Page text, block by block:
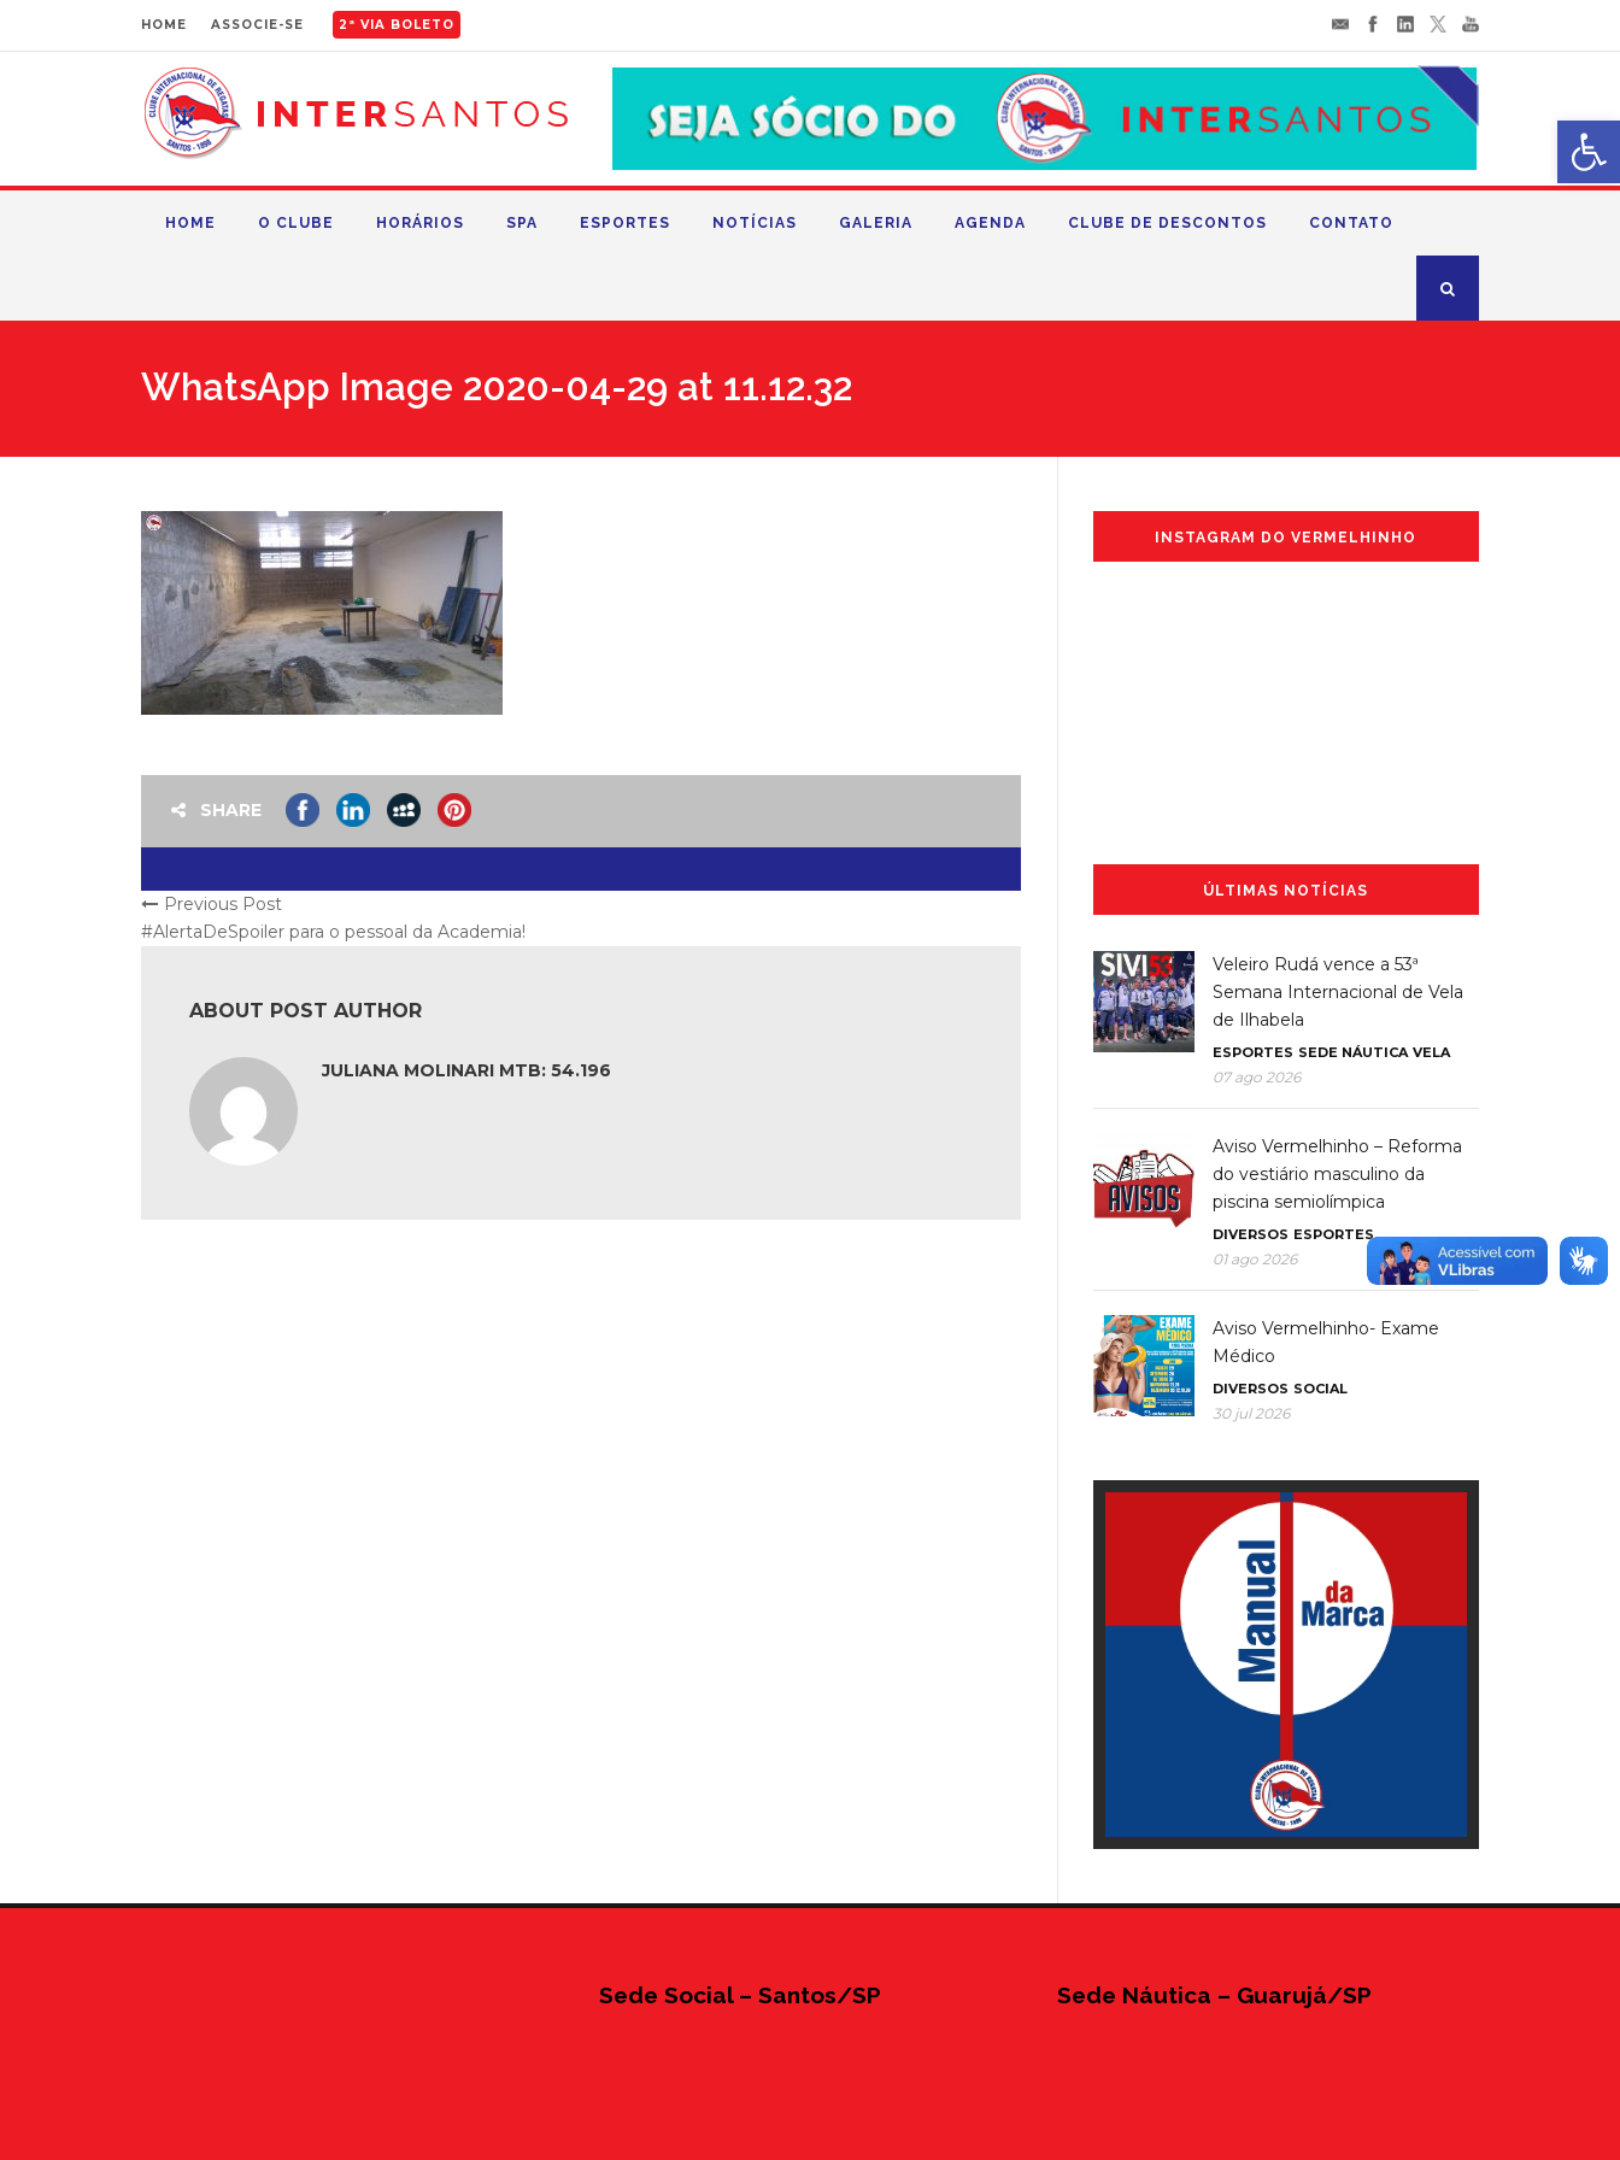
HOME ASSOCIE-SE 2ª VIA BOLETO
HOME O CLUBE HORÁRIOS SPA ESPORTES NOTÍCIAS GALERIA AGENDA CLUBE DE DESCONTOS CONTATO
WhatsApp Image 2020-04-29 at 11.12.32
SHARE
Previous Post
#AlertaDeSpoiler para o pessoal da Academia!
ABOUT POST AUTHOR
JULIANA MOLINARI MTB: 54.196
INSTAGRAM DO VERMELHINHO
ÚLTIMAS NOTÍCIAS
Veleiro Rudá vence a 53ª
Semana Internacional de Vela
de Ilhabela
ESPORTES SEDE NÁUTICA VELA
07 ago 2026
Aviso Vermelhinho – Reforma
do vestiário masculino da
piscina semiolímpica
DIVERSOS ESPORTES
01 ago 2026
Aviso Vermelhinho- Exame
Médico
DIVERSOS SOCIAL
30 jul 2026
Sede Social – Santos/SP Sede Náutica – Guarujá/SP
Abrir